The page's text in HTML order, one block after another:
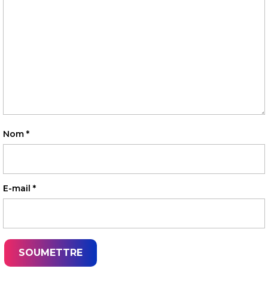
Nom *
E-mail *